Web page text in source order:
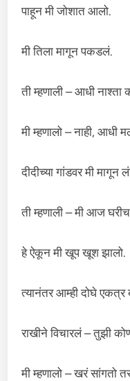
पाहून मी जोशात आलो.
मी तिला मागून पकडलं.
ती म्हणाली – आधी नाश्ता
मी म्हणालो – नाही,
दीदीच्या गांडवर मी मागून
ती म्हणाली – मी आज
हे ऐकून मी खूप खूश झालो.
त्यानंतर आम्ही दोघे
राखीने विचारलं – तुझी
मी म्हणालो – खरं सांगतो